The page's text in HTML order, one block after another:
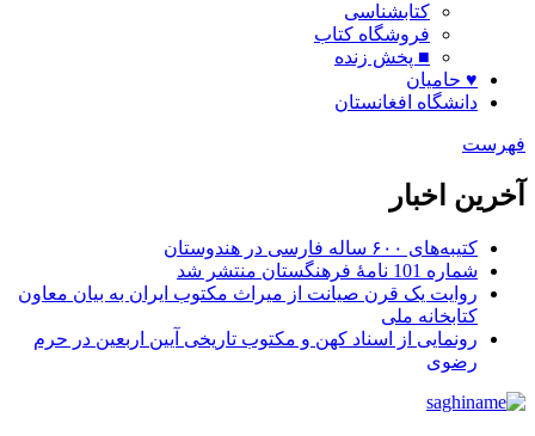
کتابشناسی
فروشگاه کتاب
■ پخش زنده
♥ حامیان
دانشگاه افغانستان
فهرست
آخرین اخبار
کتیبه‌های ۶۰۰ ساله فارسی در هندوستان
شماره 101 نامۀ فرهنگستان منتشر شد
روایت یک قرن صیانت از میراث مکتوب ایران به بیان معاون
کتابخانه ملی
رونمایی از اسناد کهن و مکتوب تاریخی آیین اربعین در حرم
رضوی